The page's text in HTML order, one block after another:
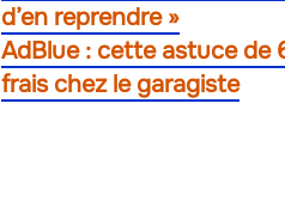
d’en reprendre »
AdBlue : cette astuce de
frais chez le garagiste